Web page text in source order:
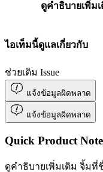
ดูคำธิบายเพิ่ม
ไอเท็มนี้ดูแลเกี่ยวกับ
ช่วยเติม Issue
แจ้งข้อมูลผิดพลาด
แจ้งข้อมูลผิดพลาด
Quick Product
ดูคำธิบายเพิ่มเติม จิ้มที่